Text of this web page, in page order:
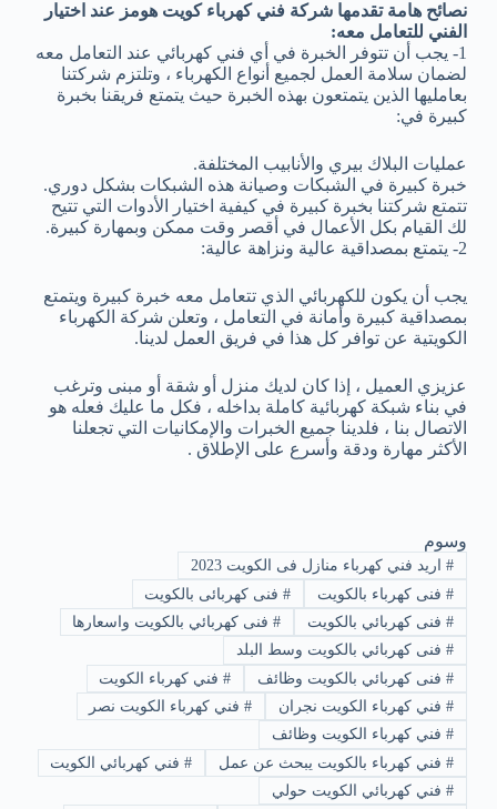
نصائح هامة تقدمها شركة فني كهرباء كويت هومز عند اختيار
الفني للتعامل معه:
1- يجب أن تتوفر الخبرة في أي فني كهربائي عند التعامل معه
لضمان سلامة العمل لجميع أنواع الكهرباء ، وتلتزم شركتنا
بعامليها الذين يتمتعون بهذه الخبرة حيث يتمتع فريقنا بخبرة
كبيرة في:
عمليات البلاك بيري والأنابيب المختلفة.
خبرة كبيرة في الشبكات وصيانة هذه الشبكات بشكل دوري.
تتمتع شركتنا بخبرة كبيرة في كيفية اختيار الأدوات التي تتيح
لك القيام بكل الأعمال في أقصر وقت ممكن وبمهارة كبيرة.
2- يتمتع بمصداقية عالية ونزاهة عالية:
يجب أن يكون للكهربائي الذي تتعامل معه خبرة كبيرة ويتمتع
بمصداقية كبيرة وأمانة في التعامل ، وتعلن شركة الكهرباء
الكويتية عن توافر كل هذا في فريق العمل لدينا.
عزيزي العميل ، إذا كان لديك منزل أو شقة أو مبنى وترغب
في بناء شبكة كهربائية كاملة بداخله ، فكل ما عليك فعله هو
الاتصال بنا ، فلدينا جميع الخبرات والإمكانيات التي تجعلنا
الأكثر مهارة ودقة وأسرع على الإطلاق .
وسوم
#اريد فني كهرباء منازل فى الكويت 2023
#فنى كهرباء بالكويت #فنى كهربائى بالكويت
#فنى كهربائي بالكويت #فنى كهربائي بالكويت واسعارها
#فنى كهربائي بالكويت وسط البلد
#فنى كهربائي بالكويت وظائف #فني كهرباء الكويت
#فني كهرباء الكويت نجران #فني كهرباء الكويت نصر
#فني كهرباء الكويت وظائف
#فني كهرباء بالكويت يبحث عن عمل #فني كهربائي الكويت
#فني كهربائي الكويت حولي